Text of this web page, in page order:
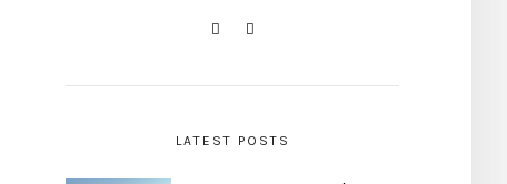
LATEST POSTS